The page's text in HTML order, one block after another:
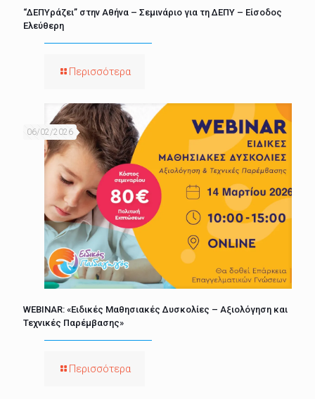
“ΔΕΠΥράζει” στην Αθήνα – Σεμινάριο για τη ΔΕΠΥ – Είσοδος
Ελεύθερη
Περισσότερα
06/02/2026
WEBINAR: «Ειδικές Μαθησιακές Δυσκολίες – Αξιολόγηση και
Τεχνικές Παρέμβασης»
Περισσότερα